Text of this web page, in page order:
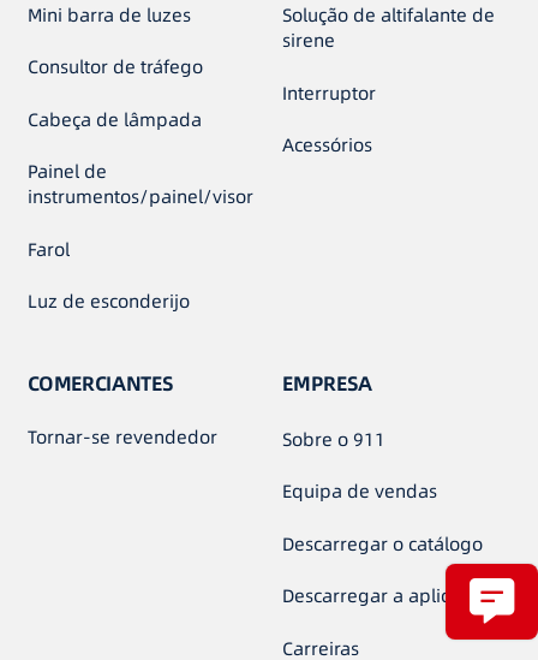
Mini barra de luzes
Consultor de tráfego
Cabeça de lâmpada
Painel de
instrumentos/painel/visor
Farol
Luz de esconderijo
Solução de altifalante de
sirene
Interruptor
Acessórios
COMERCIANTES
Tornar-se revendedor
EMPRESA
Sobre o 911
Equipa de vendas
Descarregar o catálogo
Descarregar a aplicação
Carreiras